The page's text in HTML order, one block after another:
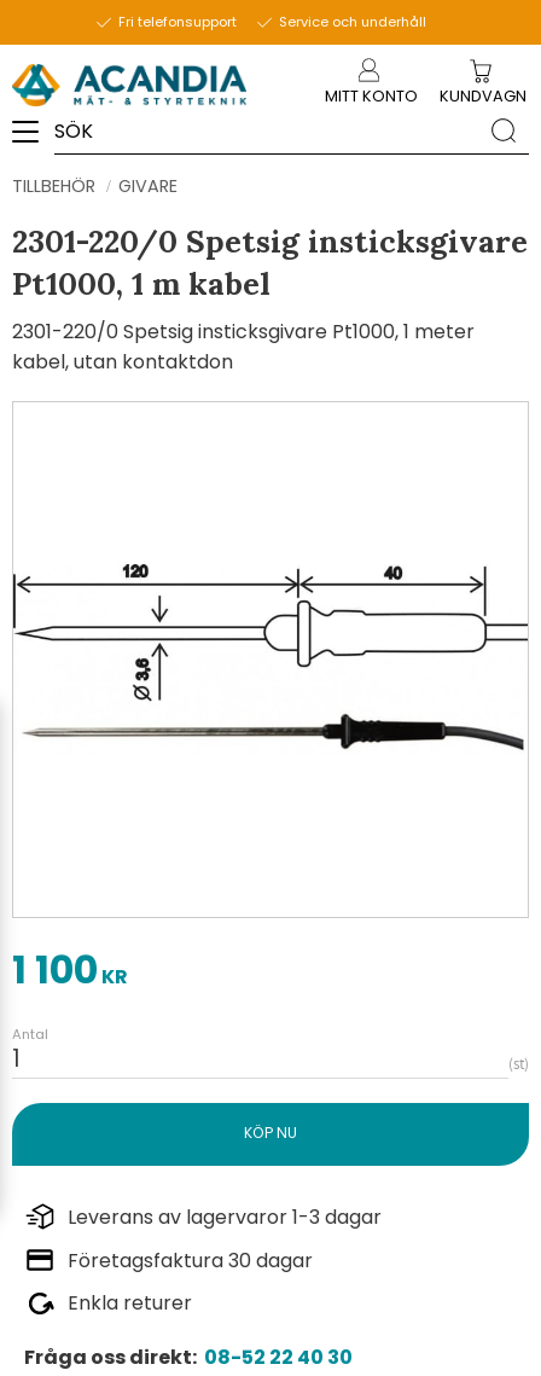
Fri telefonsupport Service och underhåll
MITT KONTO KUNDVAGN
TILLBEHÖR GIVARE
2301-220/0 Spetsig insticksgivare
Pt1000, 1 m kabel
2301-220/0 Spetsig insticksgivare Pt1000, 1 meter
kabel, utan kontaktdon
1 100 KR
Antal
st
Leverans av lagervaror 1-3 dagar
Företagsfaktura 30 dagar
Enkla returer
Fråga oss direkt: 08-52 22 40 30